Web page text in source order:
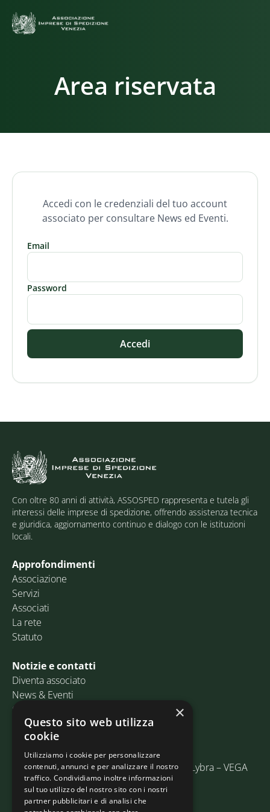
Area riservata
Accedi con le credenziali del tuo account
associato per consultare News ed Eventi.
Email
Password
Accedi
Con oltre 80 anni di attività, ASSOSPED rappresenta e tutela gli
interessi delle imprese di spedizione, offrendo assistenza tecnica
e giuridica, aggiornamento continuo e dialogo con le istituzioni
locali.
Approfondimenti
Associazione
Servizi
Associati
La rete
Statuto
Notizie e contatti
Diventa associato
News & Eventi
Contatti
Email:info@assosped.it
PEC: assospedvenezia@pec.fedespedi.it
Indirizzo: Via delle Industrie, 19/C Edificio Lybra – VEGA
30175 Marghera (VE)
×
Questo sito web utilizza
cookie
Utilizziamo i cookie per personalizzare
contenuti, annunci e per analizzare il nostro
traffico. Condividiamo inoltre informazioni
sul tuo utilizzo del nostro sito con i nostri
partner pubblicitari e di analisi che